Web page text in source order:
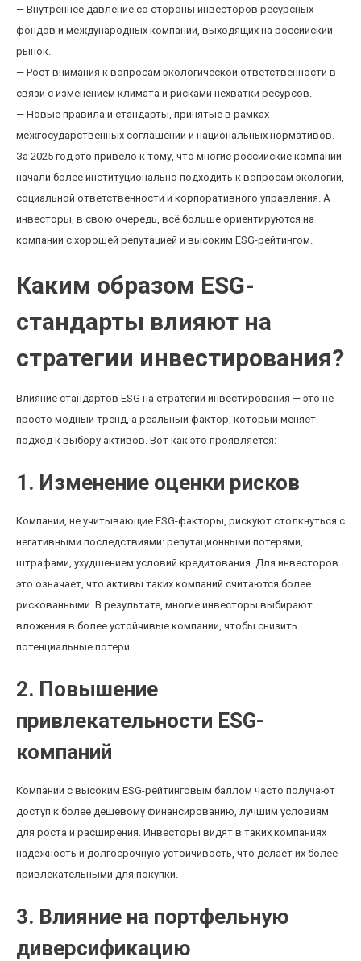
— Внутреннее давление со стороны инвесторов ресурсных
фондов и международных компаний, выходящих на российский
рынок.
— Рост внимания к вопросам экологической ответственности в
связи с изменением климата и рисками нехватки ресурсов.
— Новые правила и стандарты, принятые в рамках
межгосударственных соглашений и национальных нормативов.
За 2025 год это привело к тому, что многие российские компании
начали более институционально подходить к вопросам экологии,
социальной ответственности и корпоративного управления. А
инвесторы, в свою очередь, всё больше ориентируются на
компании с хорошей репутацией и высоким ESG-рейтингом.
Каким образом ESG-
стандарты влияют на
стратегии инвестирования?
Влияние стандартов ESG на стратегии инвестирования — это не
просто модный тренд, а реальный фактор, который меняет
подход к выбору активов. Вот как это проявляется:
1. Изменение оценки рисков
Компании, не учитывающие ESG-факторы, рискуют столкнуться с
негативными последствиями: репутационными потерями,
штрафами, ухудшением условий кредитования. Для инвесторов
это означает, что активы таких компаний считаются более
рискованными. В результате, многие инвесторы выбирают
вложения в более устойчивые компании, чтобы снизить
потенциальные потери.
2. Повышение
привлекательности ESG-
компаний
Компании с высоким ESG-рейтинговым баллом часто получают
доступ к более дешевому финансированию, лучшим условиям
для роста и расширения. Инвесторы видят в таких компаниях
надежность и долгосрочную устойчивость, что делает их более
привлекательными для покупки.
3. Влияние на портфельную
диверсификацию